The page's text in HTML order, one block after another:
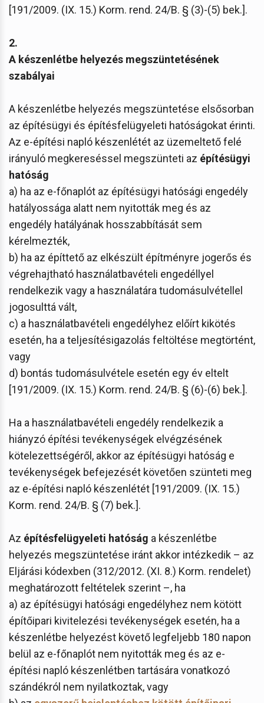
[191/2009. (IX. 15.) Korm. rend. 24/B. § (3)-(5) bek.].
2.
A készenlétbe helyezés megszüntetésének
szabályai
A készenlétbe helyezés megszüntetése elsősorban
az építésügyi és építésfelügyeleti hatóságokat érinti.
Az e-építési napló készenlétét az üzemeltető felé
irányuló megkereséssel megszünteti az építésügyi
hatóság
a) ha az e-főnaplót az építésügyi hatósági engedély
hatályossága alatt nem nyitották meg és az
engedély hatályának hosszabbítását sem
kérelmezték,
b) ha az építtető az elkészült építményre jogerős és
végrehajtható használatbavételi engedéllyel
rendelkezik vagy a használatára tudomásulvétellel
jogosulttá vált,
c) a használatbavételi engedélyhez előírt kikötés
esetén, ha a teljesítésigazolás feltöltése megtörtént,
vagy
d) bontás tudomásulvétele esetén egy év eltelt
[191/2009. (IX. 15.) Korm. rend. 24/B. § (6)-(6) bek.].
Ha a használatbavételi engedély rendelkezik a
hiányzó építési tevékenységek elvégzésének
kötelezettségéről, akkor az építésügyi hatóság e
tevékenységek befejezését követően szünteti meg
az e-építési napló készenlétét [191/2009. (IX. 15.)
Korm. rend. 24/B. § (7) bek.].
Az építésfelügyeleti hatóság a készenlétbe
helyezés megszüntetése iránt akkor intézkedik – az
Eljárási kódexben (312/2012. (XI. 8.) Korm. rendelet)
meghatározott feltételek szerint –, ha
a) az építésügyi hatósági engedélyhez nem kötött
építőipari kivitelezési tevékenységek esetén, ha a
készenlétbe helyezést követő legfeljebb 180 napon
belül az e-főnaplót nem nyitották meg és az e-
építési napló készenlétben tartására vonatkozó
szándékról nem nyilatkoztak, vagy